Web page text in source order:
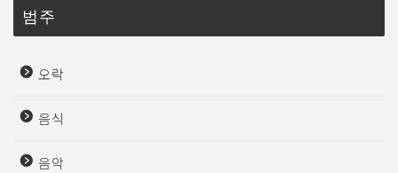
범주
오락
음식
음악